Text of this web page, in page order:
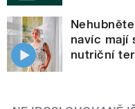
navíc mají
nutriční